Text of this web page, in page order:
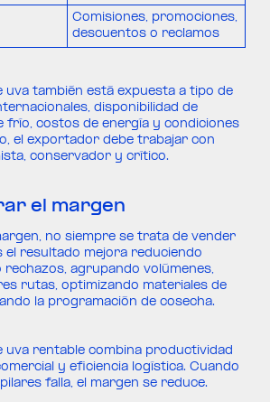
Comisiones, promociones,
descuentos o reclamos
uva también está expuesta a tipo de
disponibilidad de
frío, costos de energía y condiciones
el exportador debe trabajar con
conservador y crítico.
el margen
no siempre se trata de vender
el resultado mejora reduciendo
rechazos, agrupando volúmenes,
rutas, optimizando materiales de
la programación de cosecha.
uva rentable combina productividad
y eficiencia logística. Cuando
falla, el margen se reduce.